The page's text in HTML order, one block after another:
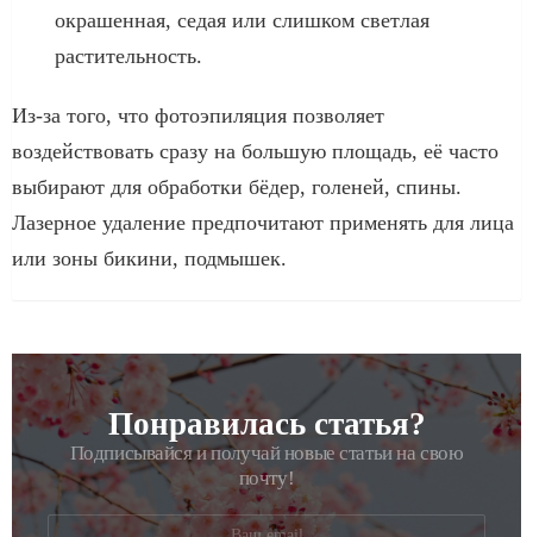
окрашенная, седая или слишком светлая
растительность.
Из-за того, что фотоэпиляция позволяет
воздействовать сразу на большую площадь, её часто
выбирают для обработки бёдер, голеней, спины.
Лазерное удаление предпочитают применять для лица
или зоны бикини, подмышек.
РАССЫЛКАПонравилась статья?
Подписывайся и получай новые статьи на свою
почту!